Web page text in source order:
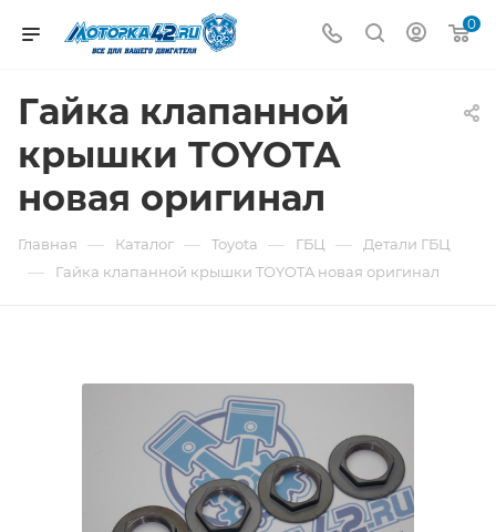
0
Гайка клапанной
крышки TOYOTA
новая оригинал
Главная — Каталог — Toyota — ГБЦ — Детали ГБЦ
— Гайка клапанной крышки TOYOTA новая оригинал